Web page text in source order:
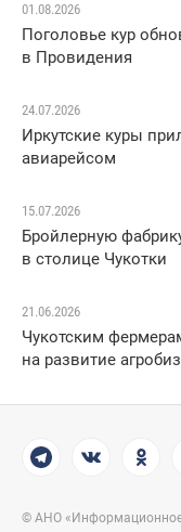
01.08.2026
Поголовье кур
в Провидения
24.07.2026
Иркутские куры
авиарейсом
15.07.2026
Бройлерную
в столице Чукотки
21.06.2026
Чукотским
на развитие
© АНО «Информационное